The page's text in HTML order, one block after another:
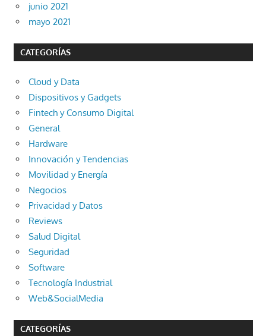
junio 2021
mayo 2021
CATEGORÍAS
Cloud y Data
Dispositivos y Gadgets
Fintech y Consumo Digital
General
Hardware
Innovación y Tendencias
Movilidad y Energía
Negocios
Privacidad y Datos
Reviews
Salud Digital
Seguridad
Software
Tecnología Industrial
Web&SocialMedia
CATEGORÍAS